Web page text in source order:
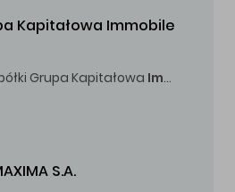
Kapitałowa Immobile
Grupa Kapitałowa Immobile
S.A.